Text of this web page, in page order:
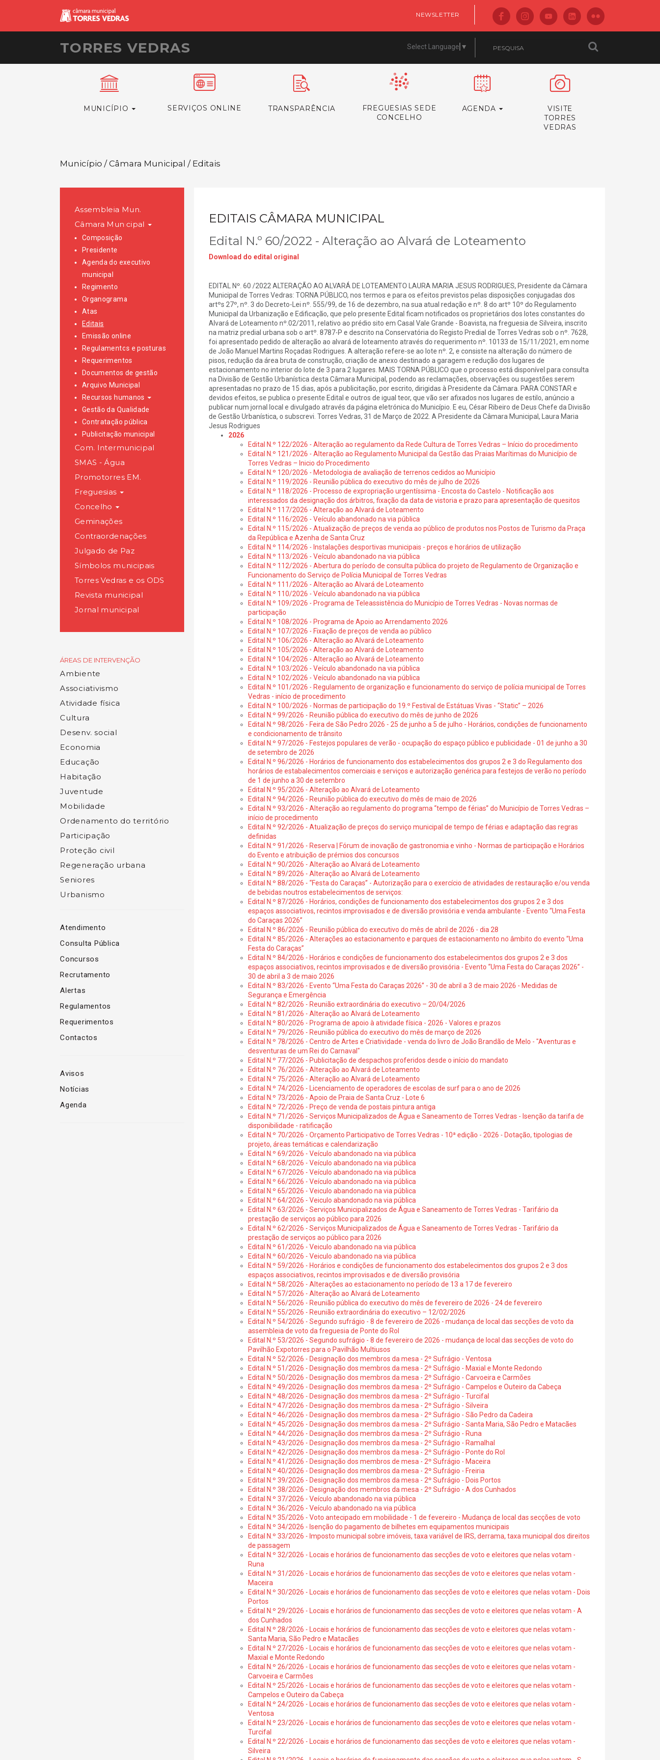
NEWSLETTER
TORRES VEDRAS Select Language ▼
MUNICÍPIO SERVIÇOS ONLINE TRANSPARÊNCIA
FREGUESIAS SEDE
CONCELHO
AGENDA
VISITE
TORRES
VEDRAS
Município / Câmara Municipal / Editais
Assembleia Mun.
Câmara Municipal
Composição
Presidente
Agenda do executivo
municipal
Regimento
Organograma
Atas
Editais
Emissão online
Regulamentos e posturas
Requerimentos
Documentos de gestão
Arquivo Municipal
Recursos humanos
Gestão da Qualidade
Contratação pública
Publicitação municipal
Com. Intermunicipal
SMAS - Água
Promotorres EM.
Freguesias
Concelho
Geminações
Contraordenações
Julgado de Paz
Símbolos municipais
Torres Vedras e os ODS
Revista municipal
Jornal municipal
ÁREAS DE INTERVENÇÃO
Ambiente
Associativismo
Atividade física
Cultura
Desenv. social
Economia
Educação
Habitação
Juventude
Mobilidade
Ordenamento do território
Participação
Proteção civil
Regeneração urbana
Seniores
Urbanismo
Atendimento
Consulta Pública
Concursos
Recrutamento
Alertas
Regulamentos
Requerimentos
Contactos
Avisos
Notícias
Agenda
EDITAIS CÂMARA MUNICIPAL
Edital N.º 60/2022 - Alteração ao Alvará de Loteamento
Download do edital original
EDITAL Nº. 60 /2022 ALTERAÇÃO AO ALVARÁ DE LOTEAMENTO LAURA MARIA JESUS RODRIGUES, Presidente da Câmara
Municipal de Torres Vedras: TORNA PÚBLICO, nos termos e para os efeitos previstos pelas disposições conjugadas dos
artºs 27º, nº. 3 do Decreto-Lei nº. 555/99, de 16 de dezembro, na sua atual redação e nº. 8 do artº 10º do Regulamento
Municipal da Urbanização e Edificação, que pelo presente Edital ficam notificados os proprietários dos lotes constantes do
Alvará de Loteamento nº.02/2011, relativo ao prédio sito em Casal Vale Grande - Boavista, na freguesia de Silveira, inscrito
na matriz predial urbana sob o artº. 8787-P e descrito na Conservatória do Registo Predial de Torres Vedras sob o nº. 7628,
foi apresentado pedido de alteração ao alvará de loteamento através do requerimento nº. 10133 de 15/11/2021, em nome
de João Manuel Martins Roçadas Rodrigues. A alteração refere-se ao lote nº. 2, e consiste na alteração do número de
pisos, redução da área bruta de construção, criação de anexo destinado a garagem e redução dos lugares de
estacionamento no interior do lote de 3 para 2 lugares. MAIS TORNA PÚBLICO que o processo está disponível para consulta
na Divisão de Gestão Urbanística desta Câmara Municipal, podendo as reclamações, observações ou sugestões serem
apresentadas no prazo de 15 dias, após a publicitação, por escrito, dirigidas à Presidente da Câmara. PARA CONSTAR e
devidos efeitos, se publica o presente Edital e outros de igual teor, que vão ser afixados nos lugares de estilo, anúncio a
publicar num jornal local e divulgado através da página eletrónica do Município. E eu, César Ribeiro de Deus Chefe da Divisão
de Gestão Urbanística, o subscrevi. Torres Vedras, 31 de Março de 2022. A Presidente da Câmara Municipal, Laura Maria
Jesus Rodrigues
2026
Edital N.º 122/2026 - Alteração ao regulamento da Rede Cultura de Torres Vedras – Início do procedimento
Edital N.º 121/2026 - Alteração ao Regulamento Municipal da Gestão das Praias Marítimas do Município de
Torres Vedras – Inicio do Procedimento
Edital N.º 120/2026 - Metodologia de avaliação de terrenos cedidos ao Município
Edital N.º 119/2026 - Reunião pública do executivo do mês de julho de 2026
Edital N.º 118/2026 - Processo de expropriação urgentíssima - Encosta do Castelo - Notificação aos
interessados da designação dos árbitros, fixação da data de vistoria e prazo para apresentação de quesitos
Edital N.º 117/2026 - Alteração ao Alvará de Loteamento
Edital N.º 116/2026 - Veículo abandonado na via pública
Edital N.º 115/2026 - Atualização de preços de venda ao público de produtos nos Postos de Turismo da Praça
da República e Azenha de Santa Cruz
Edital N.º 114/2026 - Instalações desportivas municipais - preços e horários de utilização
Edital N.º 113/2026 - Veículo abandonado na via pública
Edital N.º 112/2026 - Abertura do período de consulta pública do projeto de Regulamento de Organização e
Funcionamento do Serviço de Polícia Municipal de Torres Vedras
Edital N.º 111/2026 - Alteração ao Alvará de Loteamento
Edital N.º 110/2026 - Veículo abandonado na via pública
Edital N.º 109/2026 - Programa de Teleassistência do Município de Torres Vedras - Novas normas de
participação
Edital N.º 108/2026 - Programa de Apoio ao Arrendamento 2026
Edital N.º 107/2026 - Fixação de preços de venda ao público
Edital N.º 106/2026 - Alteração ao Alvará de Loteamento
Edital N.º 105/2026 - Alteração ao Alvará de Loteamento
Edital N.º 104/2026 - Alteração ao Alvará de Loteamento
Edital N.º 103/2026 - Veículo abandonado na via pública
Edital N.º 102/2026 - Veículo abandonado na via pública
Edital N.º 101/2026 - Regulamento de organização e funcionamento do serviço de polícia municipal de Torres
Vedras - início de procedimento
Edital N.º 100/2026 - Normas de participação do 19.º Festival de Estátuas Vivas - “Static” – 2026
Edital N.º 99/2026 - Reunião pública do executivo do mês de junho de 2026
Edital N.º 98/2026 - Feira de São Pedro 2026 - 25 de junho a 5 de julho - Horários, condições de funcionamento
e condicionamento de trânsito
Edital N.º 97/2026 - Festejos populares de verão - ocupação do espaço público e publicidade - 01 de junho a 30
de setembro de 2026
Edital N.º 96/2026 - Horários de funcionamento dos estabelecimentos dos grupos 2 e 3 do Regulamento dos
horários de estabalecimentos comerciais e serviços e autorização genérica para festejos de verão no período
de 1 de junho a 30 de setembro
Edital N.º 95/2026 - Alteração ao Alvará de Loteamento
Edital N.º 94/2026 - Reunião pública do executivo do mês de maio de 2026
Edital N.º 93/2026 - Alteração ao regulamento do programa “tempo de férias” do Município de Torres Vedras –
início de procedimento
Edital N.º 92/2026 - Atualização de preços do serviço municipal de tempo de férias e adaptação das regras
definidas
Edital N.º 91/2026 - Reserva | Fórum de inovação de gastronomia e vinho - Normas de participação e Horários
do Evento e atribuição de prémios dos concursos
Edital N.º 90/2026 - Alteração ao Alvará de Loteamento
Edital N.º 89/2026 - Alteração ao Alvará de Loteamento
Edital N.º 88/2026 - “Festa do Caraças” - Autorização para o exercício de atividades de restauração e/ou venda
de bebidas noutros estabelecimentos de serviços:
Edital N.º 87/2026 - Horários, condições de funcionamento dos estabelecimentos dos grupos 2 e 3 dos
espaços associativos, recintos improvisados e de diversão provisória e venda ambulante - Evento “Uma Festa
do Caraças 2026”
Edital N.º 86/2026 - Reunião pública do executivo do mês de abril de 2026 - dia 28
Edital N.º 85/2026 - Alterações ao estacionamento e parques de estacionamento no âmbito do evento “Uma
Festa do Caraças”
Edital N.º 84/2026 - Horários e condições de funcionamento dos estabelecimentos dos grupos 2 e 3 dos
espaços associativos, recintos improvisados e de diversão provisória - Evento “Uma Festa do Caraças 2026” -
30 de abril a 3 de maio 2026
Edital N.º 83/2026 - Evento “Uma Festa do Caraças 2026” - 30 de abril a 3 de maio 2026 - Medidas de
Segurança e Emergência
Edital N.º 82/2026 - Reunião extraordinária do executivo – 20/04/2026
Edital N.º 81/2026 - Alteração ao Alvará de Loteamento
Edital N.º 80/2026 - Programa de apoio à atividade física - 2026 - Valores e prazos
Edital N.º 79/2026 - Reunião pública do executivo do mês de março de 2026
Edital N.º 78/2026 - Centro de Artes e Criatividade - venda do livro de João Brandão de Melo - "Aventuras e
desventuras de um Rei do Carnaval"
Edital N.º 77/2026 - Publicitação de despachos proferidos desde o início do mandato
Edital N.º 76/2026 - Alteração ao Alvará de Loteamento
Edital N.º 75/2026 - Alteração ao Alvará de Loteamento
Edital N.º 74/2026 - Licenciamento de operadores de escolas de surf para o ano de 2026
Edital N.º 73/2026 - Apoio de Praia de Santa Cruz - Lote 6
Edital N.º 72/2026 - Preço de venda de postais pintura antiga
Edital N.º 71/2026 - Serviços Municipalizados de Água e Saneamento de Torres Vedras - Isenção da tarifa de
disponibilidade - ratificação
Edital N.º 70/2026 - Orçamento Participativo de Torres Vedras - 10ª edição - 2026 - Dotação, tipologias de
projeto, áreas temáticas e calendarização
Edital N.º 69/2026 - Veículo abandonado na via pública
Edital N.º 68/2026 - Veículo abandonado na via pública
Edital N.º 67/2026 - Veículo abandonado na via pública
Edital N.º 66/2026 - Veículo abandonado na via pública
Edital N.º 65/2026 - Veiculo abandonado na via pública
Edital N.º 64/2026 - Veiculo abandonado na via pública
Edital N.º 63/2026 - Serviços Municipalizados de Água e Saneamento de Torres Vedras - Tarifário da
prestação de serviços ao público para 2026
Edital N.º 62/2026 - Serviços Municipalizados de Água e Saneamento de Torres Vedras - Tarifário da
prestação de serviços ao público para 2026
Edital N.º 61/2026 - Veiculo abandonado na via pública
Edital N.º 60/2026 - Veiculo abandonado na via pública
Edital N.º 59/2026 - Horários e condições de funcionamento dos estabelecimentos dos grupos 2 e 3 dos
espaços associativos, recintos improvisados e de diversão provisória
Edital N.º 58/2026 - Alterações ao estacionamento no período de 13 a 17 de fevereiro
Edital N.º 57/2026 - Alteração ao Alvará de Loteamento
Edital N.º 56/2026 - Reunião pública do executivo do mês de fevereiro de 2026 - 24 de fevereiro
Edital N.º 55/2026 - Reunião extraordinária do executivo – 12/02/2026
Edital N.º 54/2026 - Segundo sufrágio - 8 de fevereiro de 2026 - mudança de local das secções de voto da
assembleia de voto da freguesia de Ponte do Rol
Edital N.º 53/2026 - Segundo sufrágio - 8 de fevereiro de 2026 - mudança de local das secções de voto do
Pavilhão Expotorres para o Pavilhão Multiusos
Edital N.º 52/2026 - Designação dos membros da mesa - 2º Sufrágio - Ventosa
Edital N.º 51/2026 - Designação dos membros da mesa - 2º Sufrágio - Maxial e Monte Redondo
Edital N.º 50/2026 - Designação dos membros da mesa - 2º Sufrágio - Carvoeira e Carmões
Edital N.º 49/2026 - Designação dos membros da mesa - 2º Sufrágio - Campelos e Outeiro da Cabeça
Edital N.º 48/2026 - Designação dos membros da mesa - 2º Sufrágio - Turcifal
Edital N.º 47/2026 - Designação dos membros da mesa - 2º Sufrágio - Silveira
Edital N.º 46/2026 - Designação dos membros da mesa - 2º Sufrágio - São Pedro da Cadeira
Edital N.º 45/2026 - Designação dos membros da mesa - 2º Sufrágio - Santa Maria, São Pedro e Matacães
Edital N.º 44/2026 - Designação dos membros da mesa - 2º Sufrágio - Runa
Edital N.º 43/2026 - Designação dos membros da mesa - 2º Sufrágio - Ramalhal
Edital N.º 42/2026 - Designação dos membros da mesa - 2º Sufrágio - Ponte do Rol
Edital N.º 41/2026 - Designação dos membros de mesa - 2º Sufrágio - Maceira
Edital N.º 40/2026 - Designação dos membros da mesa - 2º Sufrágio - Freiria
Edital N.º 39/2026 - Designação dos membros da mesa - 2º Sufrágio - Dois Portos
Edital N.º 38/2026 - Designação dos membros da mesa - 2º Sufrágio - A dos Cunhados
Edital N.º 37/2026 - Veículo abandonado na via pública
Edital N.º 36/2026 - Veículo abandonado na via pública
Edital N.º 35/2026 - Voto antecipado em mobilidade - 1 de fevereiro - Mudança de local das secções de voto
Edital N.º 34/2026 - Isenção do pagamento de bilhetes em equipamentos municipais
Edital N.º 33/2026 - Imposto municipal sobre imóveis, taxa variável de IRS, derrama, taxa municipal dos direitos
de passagem
Edital N.º 32/2026 - Locais e horários de funcionamento das secções de voto e eleitores que nelas votam -
Runa
Edital N.º 31/2026 - Locais e horários de funcionamento das secções de voto e eleitores que nelas votam -
Maceira
Edital N.º 30/2026 - Locais e horários de funcionamento das secções de voto e eleitores que nelas votam - Dois
Portos
Edital N.º 29/2026 - Locais e horários de funcionamento das secções de voto e eleitores que nelas votam - A
dos Cunhados
Edital N.º 28/2026 - Locais e horários de funcionamento das secções de voto e eleitores que nelas votam -
Santa Maria, São Pedro e Matacães
Edital N.º 27/2026 - Locais e horários de funcionamento das secções de voto e eleitores que nelas votam -
Maxial e Monte Redondo
Edital N.º 26/2026 - Locais e horários de funcionamento das secções de voto e eleitores que nelas votam -
Carvoeira e Carmões
Edital N.º 25/2026 - Locais e horários de funcionamento das secções de voto e eleitores que nelas votam -
Campelos e Outeiro da Cabeça
Edital N.º 24/2026 - Locais e horários de funcionamento das secções de voto e eleitores que nelas votam -
Ventosa
Edital N.º 23/2026 - Locais e horários de funcionamento das secções de voto e eleitores que nelas votam -
Turcifal
Edital N.º 22/2026 - Locais e horários de funcionamento das secções de voto e eleitores que nelas votam -
Silveira